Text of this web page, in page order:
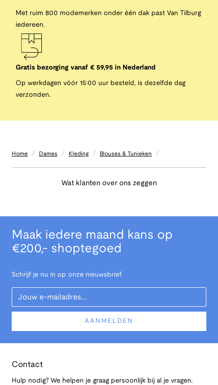
Met ruim 800 modemerken onder één dak past Van Tilburg
iedereen.
Gratis bezorging vanaf € 59,95 in Nederland
Op werkdagen vóór 15:00 uur besteld, is dezelfde dag
verzonden.
Home / Dames / Kleding / Blouses & Tunieken /
Wat klanten over ons zeggen
Maak iedere maand kans op
€200,- shoptegoed
Schrijf je nu in op onze nieuwsbrief.
Your Email
AANMELDEN
Contact
Hulp nodig? We helpen je graag persoonlijk bij al je vragen.